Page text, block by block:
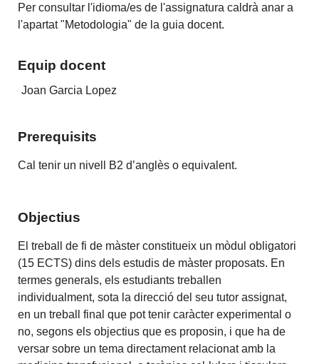
Per consultar l'idioma/es de l'assignatura caldrà anar a
l'apartat "Metodologia" de la guia docent.
Equip docent
Joan Garcia Lopez
Prerequisits
Cal tenir un nivell B2 d’anglès o equivalent.
Objectius
El treball de fi de màster constitueix un mòdul obligatori
(15 ECTS) dins dels estudis de màster proposats. En
termes generals, els estudiants treballen
individualment, sota la direcció del seu tutor assignat,
en un treball final que pot tenir caràcter experimental o
no, segons els objectius que es proposin, i que ha de
versar sobre un tema directament relacionat amb la